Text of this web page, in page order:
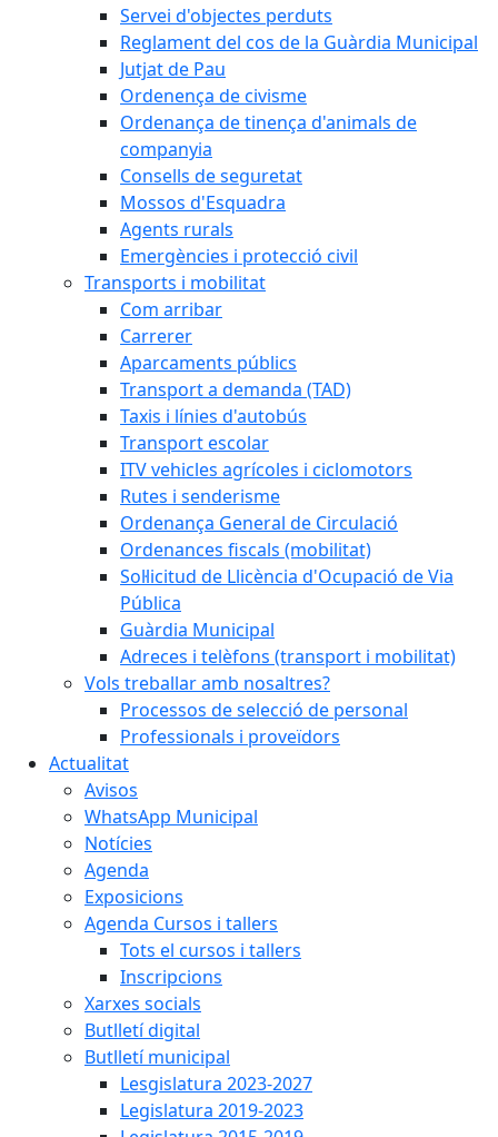
Servei d'objectes perduts
Reglament del cos de la Guàrdia Municipal
Jutjat de Pau
Ordenença de civisme
Ordenança de tinença d'animals de
companyia
Consells de seguretat
Mossos d'Esquadra
Agents rurals
Emergències i protecció civil
Transports i mobilitat
Com arribar
Carrerer
Aparcaments públics
Transport a demanda (TAD)
Taxis i línies d'autobús
Transport escolar
ITV vehicles agrícoles i ciclomotors
Rutes i senderisme
Ordenança General de Circulació
Ordenances fiscals (mobilitat)
Sol·licitud de Llicència d'Ocupació de Via
Pública
Guàrdia Municipal
Adreces i telèfons (transport i mobilitat)
Vols treballar amb nosaltres?
Processos de selecció de personal
Professionals i proveïdors
Actualitat
Avisos
WhatsApp Municipal
Notícies
Agenda
Exposicions
Agenda Cursos i tallers
Tots el cursos i tallers
Inscripcions
Xarxes socials
Butlletí digital
Butlletí municipal
Lesgislatura 2023-2027
Legislatura 2019-2023